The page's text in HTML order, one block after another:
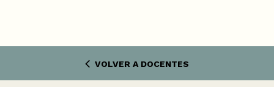
VOLVER A DOCENTES